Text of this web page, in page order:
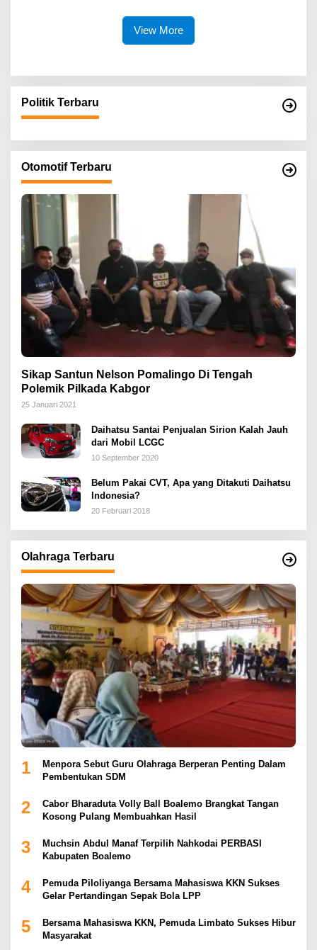
View More
Politik Terbaru
Otomotif Terbaru
Sikap Santun Nelson Pomalingo Di Tengah
Polemik Pilkada Kabgor
25 Januari 2021
Daihatsu Santai Penjualan Sirion Kalah Jauh
dari Mobil LCGC
10 September 2020
Belum Pakai CVT, Apa yang Ditakuti Daihatsu
Indonesia?
20 Februari 2018
Olahraga Terbaru
1
Menpora Sebut Guru Olahraga Berperan Penting Dalam
Pembentukan SDM
2
Cabor Bharaduta Volly Ball Boalemo Brangkat Tangan
Kosong Pulang Membuahkan Hasil
3
Muchsin Abdul Manaf Terpilih Nahkodai PERBASI
Kabupaten Boalemo
4
Pemuda Piloliyanga Bersama Mahasiswa KKN Sukses
Gelar Pertandingan Sepak Bola LPP
5
Bersama Mahasiswa KKN, Pemuda Limbato Sukses Hibur
Masyarakat